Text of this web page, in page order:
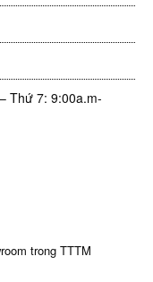
Thứ 7: 9:00a.m-
trong TTTM